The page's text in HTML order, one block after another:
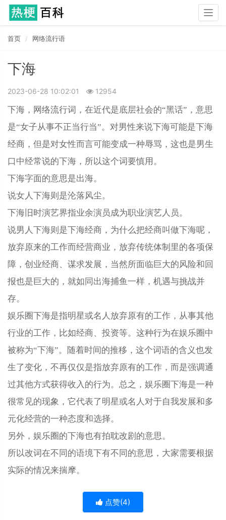
首页 网络流行语
下海
2023-06-28 10:02:01 12954
下海，网络流行词，在近代是底层社会的“黑话”，意思
是“女子从事不正当行当”。对男性来说下海可能是下海
经商，但是对女性而言可能变成一种辱骂，这也是男生
口中经常说的下海，所以这个词要慎用。
下海字面的意思是出海。
说女人下海则是沦落风尘。
下海旧时演艺界指业余演员成为职业演艺人员。
说男人下海则是下海经商，为什么把经商叫做下海呢，
放弃原来的工作而经营商业，放弃传统体制里的各项保
障，创业经商、谋求发展，当然所面临巨大的风险和回
报也是巨大的，就如同出海捕鱼一样，机遇与挑战并
存。
娱乐圈下海是指明星或名人放弃原有的工作，从事其他
行业的工作，比如经商、投资等。这种行为在娱乐圈中
被称为“下海”。随着时间的推移，这个词语的含义也发
生了变化，不再仅仅是指放弃原有的工作，而是强调通
过其他方式获得收入的行为。总之，娱乐圈下海是一种
很常见的现象，它代表了明星或名人对于自我发展和多
元化经营的一种态度和选择。
另外，娱乐圈的下海也有拍耽改剧的意思。
所以改词在不同的语境下有不同的意思，大家需要根据
实际的情况来揣摩。
点赞(4)